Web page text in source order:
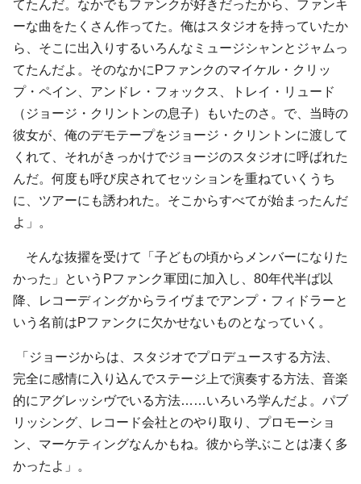
てたんだ。なかでもファンクが好きだったから、ファンキ
ーな曲をたくさん作ってた。俺はスタジオを持っていたか
ら、そこに出入りするいろんなミュージシャンとジャムっ
てたんだよ。そのなかにPファンクのマイケル・クリッ
プ・ペイン、アンドレ・フォックス、トレイ・リュード
（ジョージ・クリントンの息子）もいたのさ。で、当時の
彼女が、俺のデモテープをジョージ・クリントンに渡して
くれて、それがきっかけでジョージのスタジオに呼ばれた
んだ。何度も呼び戻されてセッションを重ねていくうち
に、ツアーにも誘われた。そこからすべてが始まったんだ
よ」。
そんな抜擢を受けて「子どもの頃からメンバーになりた
かった」というPファンク軍団に加入し、80年代半ば以
降、レコーディングからライヴまでアンプ・フィドラーと
いう名前はPファンクに欠かせないものとなっていく。
「ジョージからは、スタジオでプロデュースする方法、
完全に感情に入り込んでステージ上で演奏する方法、音楽
的にアグレッシヴでいる方法……いろいろ学んだよ。パブ
リッシング、レコード会社とのやり取り、プロモーショ
ン、マーケティングなんかもね。彼から学ぶことは凄く多
かったよ」。